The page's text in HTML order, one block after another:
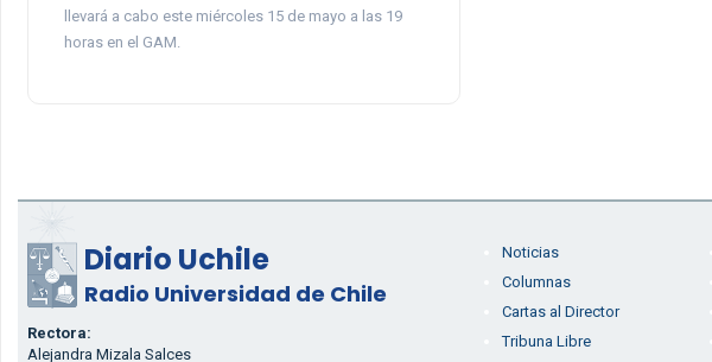
llevará a cabo este miércoles 15 de mayo a las 19
horas en el GAM.
Diario Uchile
Radio Universidad de Chile
Rectora:
Alejandra Mizala Salces
Noticias
Columnas
Cartas al Director
Tribuna Libre